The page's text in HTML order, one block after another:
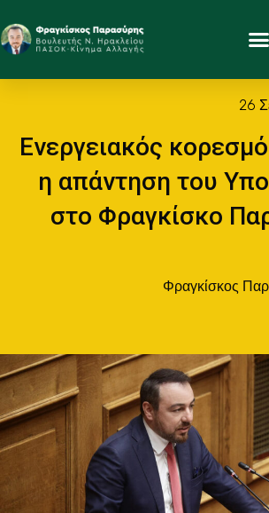
26
Ενεργειακός
η απάντηση του
στο Φραγκίσκο
Φραγκίσκος